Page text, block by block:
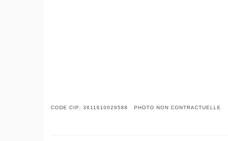
CODE CIP: 3611610029588 PHOTO NON CONTRACTUELLE